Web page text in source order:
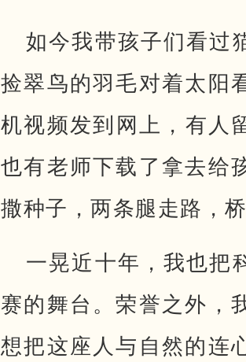
如今我带孩子们看过
捡翠鸟的羽毛对着太阳
机视频发到网上，有人
也有老师下载了拿去给
撒种子，两条腿走路，
一晃近十年，我也把
赛的舞台。荣誉之外，
想把这座人与自然的连